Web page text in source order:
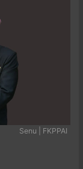
Senu | FKPPAI